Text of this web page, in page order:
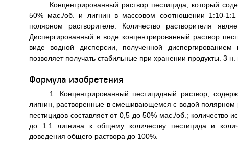
Концентрированный раствор пестицида, который
50% мас./об. и лигнин в массовом соотношении 1:10-
полярном растворителе. Количество растворителя
Диспергированный в воде концентрированный раствор
виде водной дисперсии, полученной
позволяет получать стабильные при хранении продукты. 3
Формула изобретения
1. Концентрированный пестицидный раствор,
лигнин, растворенные в смешивающемся с водой полярном
пестицидов составляет от 0,5 до 50% мас./об.; количество
до 1:1 лигнина к общему количеству пестицида и
доведения общего раствора до 100%.